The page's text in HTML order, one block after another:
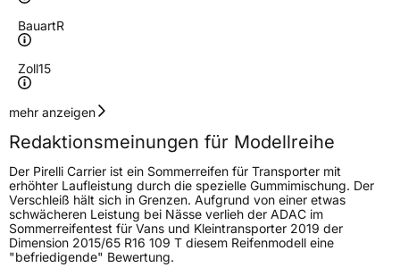
BauartR
Zoll15
Geschwindigkeitsindex
Höchstgeschwindigkeit
170 km/h
Lastindex104/102
Höchstlast900/850 kg
Generelle Merkmale
mehr anzeigen
Redaktionsmeinungen für Modellreihe
Der Pirelli Carrier ist ein Sommerreifen für Transporter mit
erhöhter Laufleistung durch die spezielle Gummimischung. Der
Verschleiß hält sich in Grenzen. Aufgrund von einer etwas
schwächeren Leistung bei Nässe verlieh der ADAC im
Sommerreifentest für Vans und Kleintransporter 2019 der
Dimension 2015/65 R16 109 T diesem Reifenmodell eine
"befriedigende" Bewertung.